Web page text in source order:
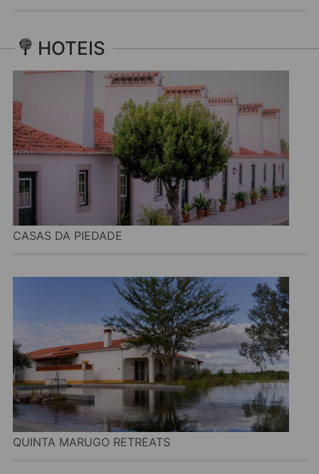
HOTEIS
CASAS DA PIEDADE
QUINTA MARUGO RETREATS